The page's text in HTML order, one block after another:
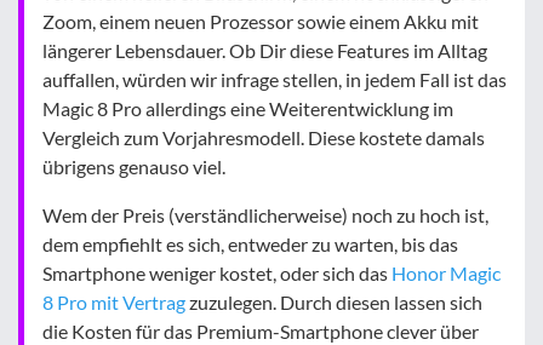
Zoom, einem neuen Prozessor sowie einem Akku mit
längerer Lebensdauer. Ob Dir diese Features im Alltag
auffallen, würden wir infrage stellen, in jedem Fall ist das
Magic 8 Pro allerdings eine Weiterentwicklung im
Vergleich zum Vorjahresmodell. Diese kostete damals
übrigens genauso viel.
Wem der Preis (verständlicherweise) noch zu hoch ist,
dem empfiehlt es sich, entweder zu warten, bis das
Smartphone weniger kostet, oder sich das Honor Magic
8 Pro mit Vertragzuzulegen. Durch diesen lassen sich
die Kosten für das Premium-Smartphone clever über